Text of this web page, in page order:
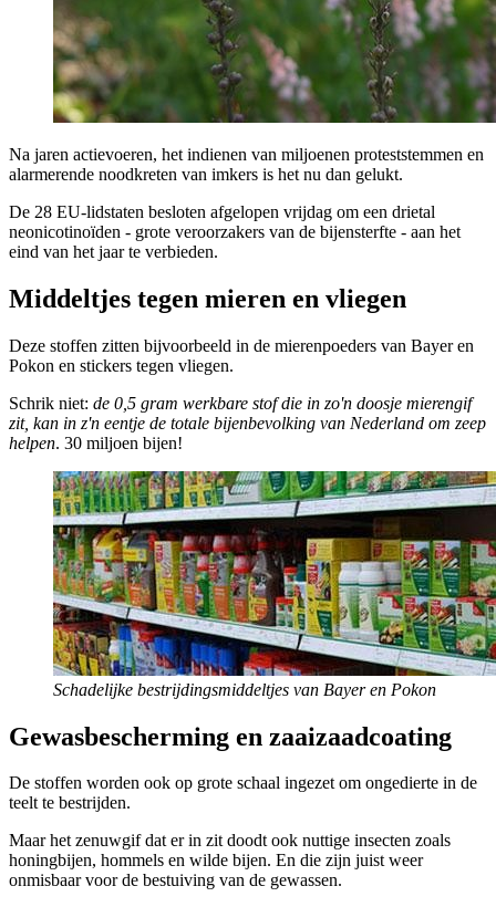
Na jaren actievoeren, het indienen van miljoenen proteststemmen en
alarmerende noodkreten van imkers is het nu dan gelukt.
De 28 EU-lidstaten besloten afgelopen vrijdag om een drietal
neonicotinoïden - grote veroorzakers van de bijensterfte - aan het
eind van het jaar te verbieden.
Middeltjes tegen mieren en vliegen
Deze stoffen zitten bijvoorbeeld in de mierenpoeders van Bayer en
Pokon en stickers tegen vliegen.
Schrik niet: de 0,5 gram werkbare stof die in zo'n doosje mierengif
zit, kan in z'n eentje de totale bijenbevolking van Nederland om zeep
helpen. 30 miljoen bijen!
Schadelijke bestrijdingsmiddeltjes van Bayer en Pokon
Gewasbescherming en zaaizaadcoating
De stoffen worden ook op grote schaal ingezet om ongedierte in de
teelt te bestrijden.
Maar het zenuwgif dat er in zit doodt ook nuttige insecten zoals
honingbijen, hommels en wilde bijen. En die zijn juist weer
onmisbaar voor de bestuiving van de gewassen.